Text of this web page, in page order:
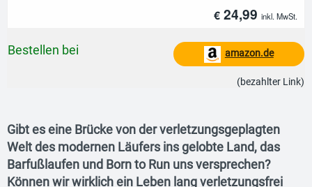
€ 24,99 inkl. MwSt.
Bestellen bei amazon.de
(bezahlter Link)
Gibt es eine Brücke von der verletzungsgeplagten
Welt des modernen Läufers ins gelobte Land, das
Barfußlaufen und Born to Run uns versprechen?
Können wir wirklich ein Leben lang verletzungsfrei